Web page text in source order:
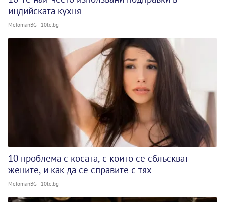
индийската кухня
MelomanBG - 10te.bg
10 проблема с косата, с които се сблъскват
жените, и как да се справите с тях
MelomanBG - 10te.bg